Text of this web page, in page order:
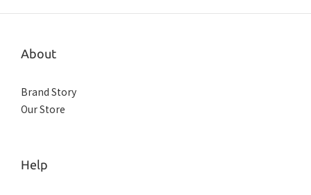
About
Brand Story
Our Store
Help